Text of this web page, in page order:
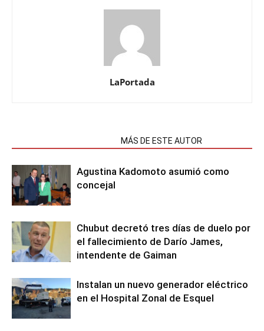
LaPortada
MÁS DE ESTE AUTOR
Agustina Kadomoto asumió como
concejal
Chubut decretó tres días de duelo por
el fallecimiento de Darío James,
intendente de Gaiman
Instalan un nuevo generador eléctrico
en el Hospital Zonal de Esquel